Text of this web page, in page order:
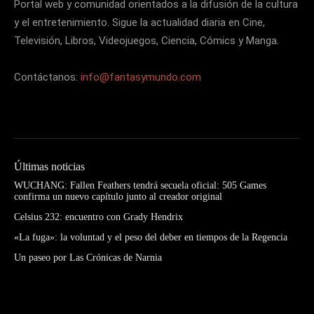
Portal web y comunidad orientados a la difusión de la cultura
y el entretenimiento. Sigue la actualidad diaria en Cine,
Televisión, Libros, Videojuegos, Ciencia, Cómics y Manga.
Contáctanos: info@fantasymundo.com
Últimas noticias
WUCHANG: Fallen Feathers tendrá secuela oficial: 505 Games
confirma un nuevo capítulo junto al creador original
Celsius 232: encuentro con Grady Hendrix
«La fuga»: la voluntad y el peso del deber en tiempos de la Regencia
Un paseo por Las Crónicas de Narnia